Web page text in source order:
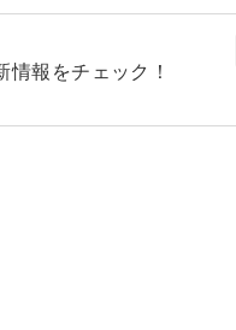
報をチェック！